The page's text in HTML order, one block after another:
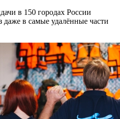
в 150 городах России
даже в самые удалённые части